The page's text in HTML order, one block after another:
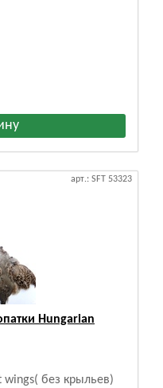
арт.: SFT 53323
Hungarian
без крыльев)